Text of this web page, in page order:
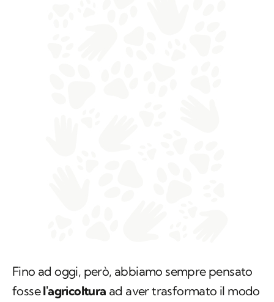
Fino ad oggi, però, abbiamo sempre pensato
fossel'agricoltura ad aver trasformato il modo